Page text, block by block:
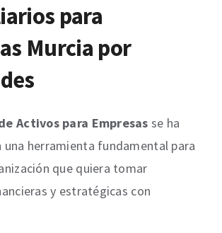
para
Murcia por
Activos para Empresas se ha
una herramienta fundamental para
que quiera tomar
y estratégicas con